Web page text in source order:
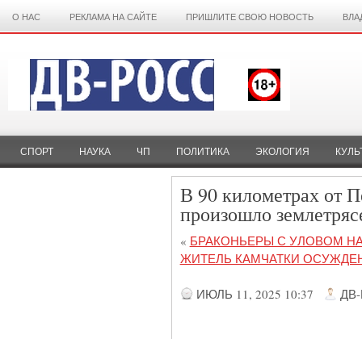
О НАС РЕКЛАМА НА САЙТЕ ПРИШЛИТЕ СВОЮ НОВОСТЬ
СПОРТ НАУКА ЧП ПОЛИТИКА ЭКОЛОГИЯ
В 90 километрах от
произошло
« БРАКОНЬЕРЫ С УЛОВОМ
ЖИТЕЛЬ КАМЧАТКИ
ИЮЛЬ 11, 2025 10:37